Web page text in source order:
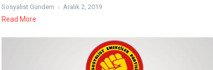
Sosyalist Gündem Aralık 2, 2019
Read More